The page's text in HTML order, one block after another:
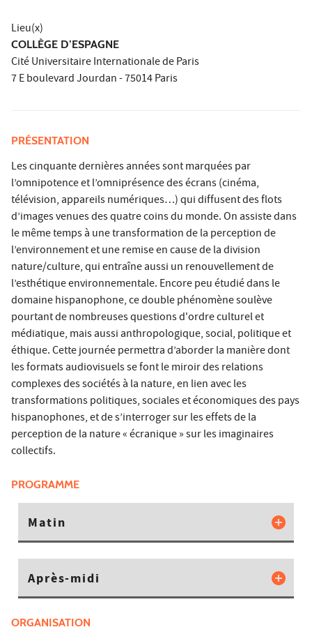
Lieu(x)
COLLÈGE D’ESPAGNE
Cité Universitaire Internationale de Paris
7 E boulevard Jourdan - 75014 Paris
PRÉSENTATION
Les cinquante dernières années sont marquées par
l’omnipotence et l’omniprésence des écrans (cinéma,
télévision, appareils numériques…) qui diffusent des flots
d’images venues des quatre coins du monde. On assiste dans
le même temps à une transformation de la perception de
l’environnement et une remise en cause de la division
nature/culture, qui entraîne aussi un renouvellement de
l’esthétique environnementale. Encore peu étudié dans le
domaine hispanophone, ce double phénomène soulève
pourtant de nombreuses questions d'ordre culturel et
médiatique, mais aussi anthropologique, social, politique et
éthique. Cette journée permettra d’aborder la manière dont
les formats audiovisuels se font le miroir des relations
complexes des sociétés à la nature, en lien avec les
transformations politiques, sociales et économiques des pays
hispanophones, et de s’interroger sur les effets de la
perception de la nature « écranique » sur les imaginaires
collectifs.
PROGRAMME
Matin
Après-midi
ORGANISATION